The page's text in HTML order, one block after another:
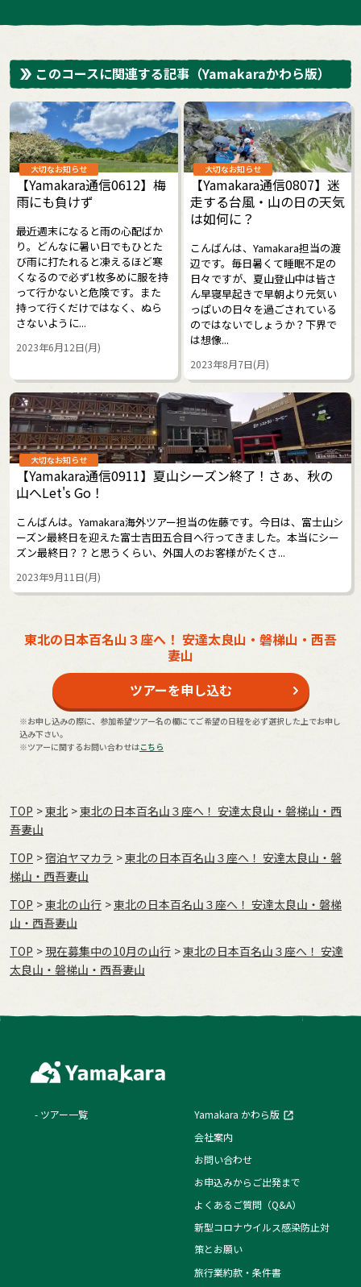
このコースに関連する記事 （Yamakaraかわら版）
大切なお知らせ
【Yamakara通信0612】梅
雨にも負けず
最近週末になると雨の心配ばか
り。どんなに暑い日でもひとた
び雨に打たれると凍えるほど寒
くなるので必ず1枚多めに服を持
って行かないと危険です。また
持って行くだけではなく、ぬら
さないように...
2023年6月12日(月)
大切なお知らせ
【Yamakara通信0807】迷
走する台風・山の日の天気
は如何に？
こんばんは、Yamakara担当の渡
辺です。毎日暑くて睡眠不足の
日々ですが、夏山登山中は皆さ
ん早寝早起きで早朝より元気い
っぱいの日々を過ごされている
のではないでしょうか？下界で
は想像...
2023年8月7日(月)
大切なお知らせ
【Yamakara通信0911】夏山シーズン終了！さぁ、秋の
山へLet's Go！
こんばんは。Yamakara海外ツアー担当の佐藤です。今日は、富士山シ
ーズン最終日を迎えた富士吉田五合目へ行ってきました。本当にシー
ズン最終日？？と思うくらい、外国人のお客様がたくさ...
2023年9月11日(月)
東北の日本百名山３座へ！ 安達太良山・磐梯山・西吾
妻山
ツアーを申し込む
※お申し込みの際に、参加希望ツアー名の欄にてご希望の日程を必ず選択した上でお申し
込み下さい。
※ツアーに関するお問い合わせはこちら
TOP 東北
東北の日本百名山３座へ！ 安達太良山・磐梯山・西
吾妻山
TOP
宿泊ヤマカラ
東北の日本百名山３座へ！ 安達太良山・磐
梯山・西吾妻山
TOP
東北の山行
東北の日本百名山３座へ！ 安達太良山・磐梯
山・西吾妻山
TOP
現在募集中の10月の山行
東北の日本百名山３座へ！ 安達
太良山・磐梯山・西吾妻山
ツアー一覧
Yamakara かわら版
会社案内
お問い合わせ
お申込みからご出発まで
よくあるご質問（Q&A）
新型コロナウイルス感染防止対
策とお願い
旅行業約款・条件書